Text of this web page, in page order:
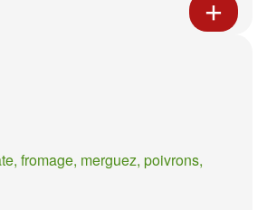
fromage, merguez, poivrons,